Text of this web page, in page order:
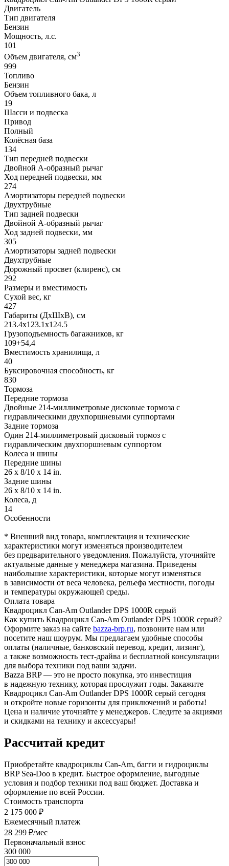
Двигатель
Тип двигателя
Бензин
Мощность, л.с.
101
Объем двигателя, см3
999
Топливо
Бензин
Объем топливного бака, л
19
Шасси и подвеска
Привод
Полный
Колёсная база
134
Тип передней подвески
Двойной А-образный рычаг
Ход передней подвески, мм
274
Амортизаторы передней подвески
Двухтрубные
Тип задней подвески
Двойной А-образный рычаг
Ход задней подвески, мм
305
Амортизаторы задней подвески
Двухтрубные
Дорожный просвет (клиренс), см
292
Размеры и вместимость
Сухой вес, кг
427
Габариты (ДхШхВ), см
213.4x123.1x124.5
Грузоподъемность багажников, кг
109+54,4
Вместимость хранилища, л
40
Буксировочная способность, кг
830
Тормоза
Передние тормоза
Двойные 214-миллиметровые дисковые тормоза с
гидравлическими двухпоршневыми суппортами
Задние тормоза
Один 214-миллиметровый дисковый тормоз с
гидравлическим двухпоршневым суппортом
Колеса и шины
Передние шины
26 x 8/10 x 14 in.
Задние шины
26 x 8/10 x 14 in.
Колеса, д
14
Особенности
* Внешний вид товара, комплектация и технические
характеристики могут изменяться производителем
без предварительного уведомления. Пожалуйста, уточняйте
актуальные данные у менеджера магазина. Приведены
наибольшие характеристики, которые могут изменяться
в зависимости от веса человека, рельефа местности, погоды
и температуры окружающей среды.
Оплата товара
Квадроцикл Can-Am Outlander DPS 1000R серый
Как купить Квадроцикл Can-Am Outlander DPS 1000R серый?
Оформите заказ на сайте bazza-brp.ru, позвоните нам или
посетите наш шоурум. Мы предлагаем удобные способы
оплаты (наличные, банковский перевод, кредит, лизинг),
а также возможность тест-драйва и бесплатной консультации
для выбора техники под ваши задачи.
Bazza BRP — это не просто покупка, это инвестиция
в надежную технику, которая прослужит годы. Закажите
Квадроцикл Can-Am Outlander DPS 1000R серый сегодня
и откройте новые горизонты для приключений и работы!
Цена и наличие уточняйте у менеджеров. Следите за акциями
и скидками на технику и аксессуары!
Рассчитай кредит
Приобретайте квадроциклы Can-Am, багги и гидроциклы
BRP Sea-Doo в кредит. Быстрое оформление, выгодные
условия и подбор техники под ваш бюджет. Доставка и
оформление по всей России.
Стоимость транспорта
2 175 000 ₽
Ежемесячный платеж
28 299 ₽/мес
Первоначальный взнос
300 000